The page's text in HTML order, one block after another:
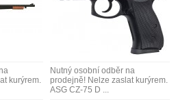
kurýrem.
Nutný osobní odběr na
prodejně! Nelze zaslat kurýrem.
ASG CZ-75 D ...